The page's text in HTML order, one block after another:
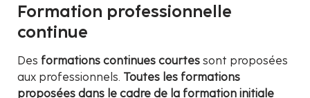
Formation professionnelle
continue
Des formations continues courtes sont proposées
aux professionnels. Toutes les formations
proposées dans le cadre de la formation initiale